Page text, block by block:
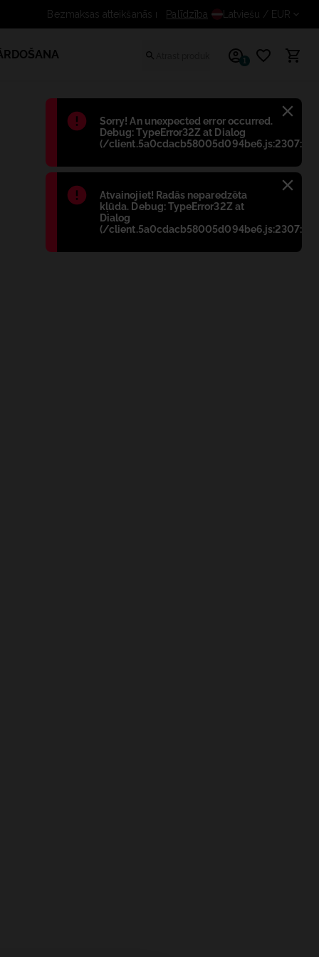
Błąd:
Sorry! An unexpected error occurred.
Debug: TypeError32Z at Dialog
(/
Błąd:
Atvainojiet! Radās neparedzēta
kļūda. Debug: TypeError32Z at
Dialog
(/
Saņem papildus atlaidi
Palīdzība Latviešu / EUR
1